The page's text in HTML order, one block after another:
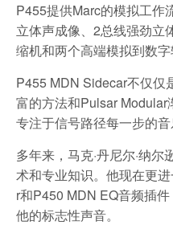
P455提供Marc的模拟工作
立体声成像、2总线强劲立
缩机和两个高端模拟到数字
P455 MDN Sidecar不仅仅
富的方法和Pulsar Modular
专注于信号路径每一步的音
多年来，马克·丹尼尔·纳
术和专业知识。他现在更
r和P450 MDN EQ音频插
他的标志性声音。